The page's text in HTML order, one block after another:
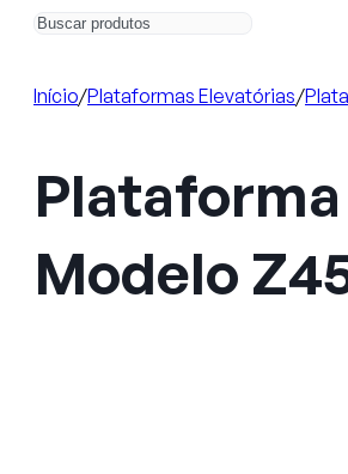
Início/Plataformas Elevatórias/
Modelo